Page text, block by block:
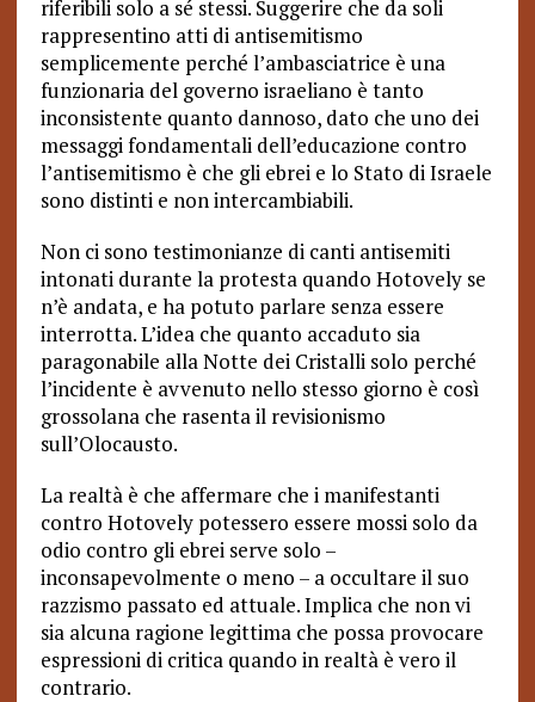
riferibili solo a sé stessi. Suggerire che da soli
rappresentino atti di antisemitismo
semplicemente perché l’ambasciatrice è una
funzionaria del governo israeliano è tanto
inconsistente quanto dannoso, dato che uno dei
messaggi fondamentali dell’educazione contro
l’antisemitismo è che gli ebrei e lo Stato di Israele
sono distinti e non intercambiabili.
Non ci sono testimonianze di canti antisemiti
intonati durante la protesta quando Hotovely se
n’è andata, e ha potuto parlare senza essere
interrotta. L’idea che quanto accaduto sia
paragonabile alla Notte dei Cristalli solo perché
l’incidente è avvenuto nello stesso giorno è così
grossolana che rasenta il revisionismo
sull’Olocausto.
La realtà è che affermare che i manifestanti
contro Hotovely potessero essere mossi solo da
odio contro gli ebrei serve solo –
inconsapevolmente o meno – a occultare il suo
razzismo passato ed attuale. Implica che non vi
sia alcuna ragione legittima che possa provocare
espressioni di critica quando in realtà è vero il
contrario.